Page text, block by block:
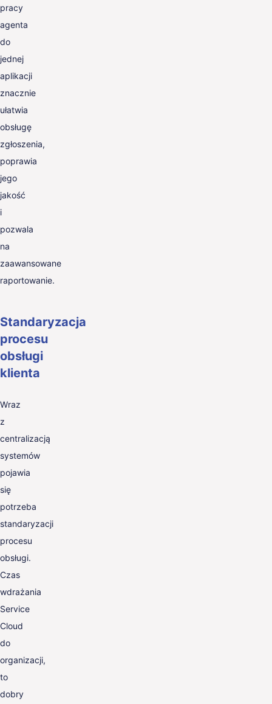
pracy
agenta
do
jednej
aplikacji
znacznie
ułatwia
obsługę
zgłoszenia,
poprawia
jego
jakość
i
pozwala
na
zaawansowane
raportowanie.
Standaryzacja
procesu
obsługi
klienta
Wraz
z
centralizacją
systemów
pojawia
się
potrzeba
standaryzacji
procesu
obsługi.
Czas
wdrażania
Service
Cloud
do
organizacji,
to
dobry